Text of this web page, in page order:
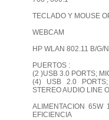
TECLADO Y MOUSE
WEBCAM
HP WLAN 802.11 B/G/
PUERTOS :
(2 )USB 3.0 PORTS;
(4) USB 2.0
STEREO AUDIO LINE
ALIMENTACION
EFICIENCIA